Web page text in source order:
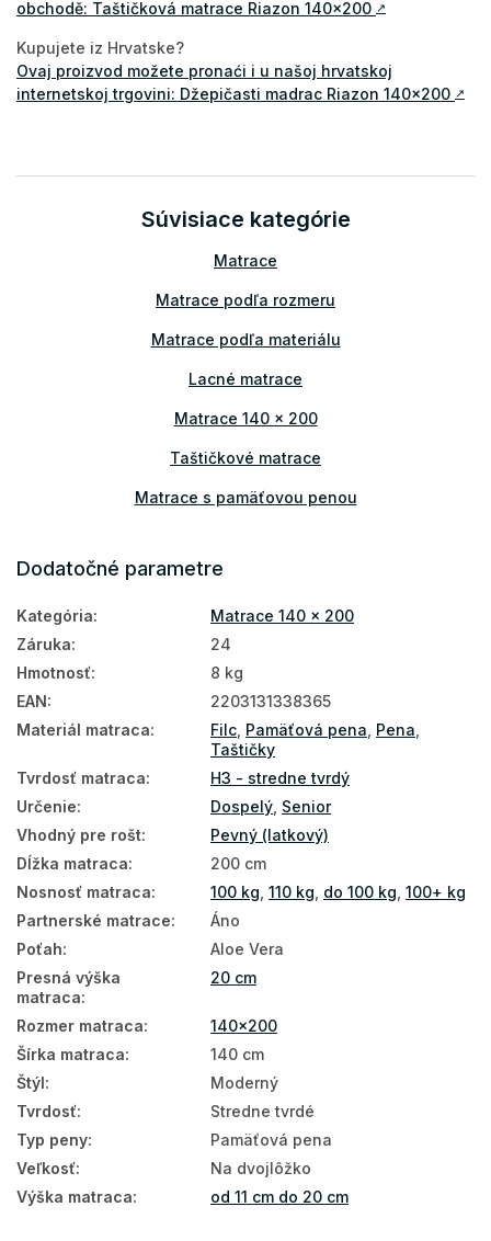
obchodě: Taštičková matrace Riazon 140x200 ↗
Kupujete iz Hrvatske?
Ovaj proizvod možete pronaći i u našoj hrvatskoj
internetskoj trgovini: Džepičasti madrac Riazon 140x200 ↗
Súvisiace kategórie
Matrace
Matrace podľa rozmeru
Matrace podľa materiálu
Lacné matrace
Matrace 140 x 200
Taštičkové matrace
Matrace s pamäťovou penou
Matrace podľa výšky
Matrace podľa nosnosti
Matrace Aloe Vera
Prírodné matrace
Obojstranné matrace
Matrace podľa tvrdosti
Zónové matrace
Antialergické matrace
7 zónové matrace
Taštičkové matrace 140x200
Matrace s pamäťovou penou 140x200
Pružinové matrace 140x200
Matrace Aloe Vera 140x200
140x200
Matrace tvrdosť H3
Dodatočné parametre
Kategória:
Matrace 140 x 200
Záruka:
24
Hmotnosť:
8 kg
EAN:
2203131338365
Materiál matraca: Filc Pamäťová pena Pena
Taštičky
Tvrdosť matraca:
H3 - stredne tvrdý
Určenie: Dospelý Senior
Vhodný pre rošt:
Pevný (latkový)
Dĺžka matraca:
200 cm
Nosnosť matraca: 100 kg 110 kg do 100 kg 100+ kg
Partnerské matrace:
Áno
Poťah:
Aloe Vera
Presná výška
matraca:
20 cm
Rozmer matraca:
140x200
Šírka matraca:
140 cm
Štýl:
Moderný
Tvrdosť:
Stredne tvrdé
Typ peny:
Pamäťová pena
Veľkosť:
Na dvojlôžko
Výška matraca: od 11 cm do 20 cm